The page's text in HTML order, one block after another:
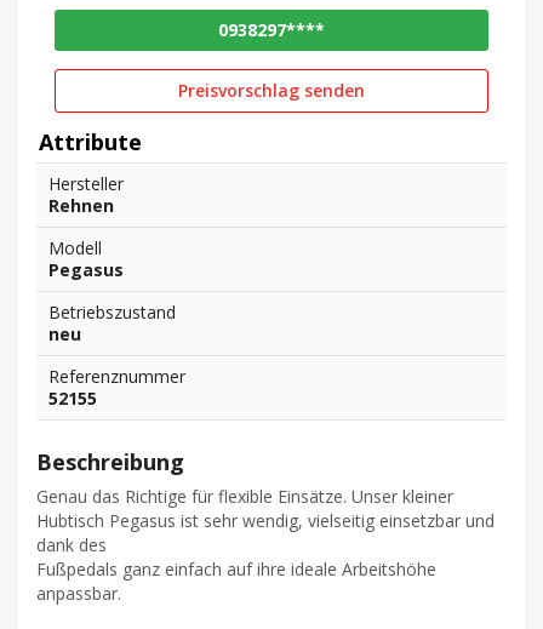
0938297****
Preisvorschlag senden
Attribute
Hersteller
Rehnen
Modell
Pegasus
Betriebszustand
neu
Referenznummer
52155
Beschreibung
Genau das Richtige für flexible Einsätze. Unser kleiner
Hubtisch Pegasus ist sehr wendig, vielseitig einsetzbar und
dank des
Fußpedals ganz einfach auf ihre ideale Arbeitshöhe
anpassbar.